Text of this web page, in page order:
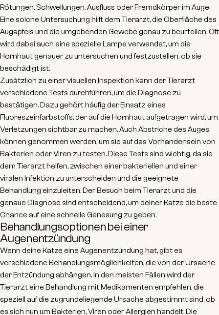
Rötungen, Schwellungen, Ausfluss oder Fremdkörper im Auge.
Eine solche Untersuchung hilft dem Tierarzt, die Oberfläche des
Augapfels und die umgebenden Gewebe genau zu beurteilen. Oft
wird dabei auch eine spezielle Lampe verwendet, um die
Hornhautgenauer zu untersuchen und festzustellen, ob sie
beschädigt ist.
Zusätzlich zu einer visuellen Inspektion kann der Tierarzt
verschiedene Tests durchführen, um die Diagnose zu
bestätigen. Dazu gehört häufig der Einsatz eines
Fluoreszeinfarbstoffs, der auf die Hornhaut aufgetragen wird, um
Verletzungen sichtbar zu machen. Auch Abstriche des Auges
können genommen werden, um sie auf das Vorhandensein von
Bakterien oderViren zu testen. Diese Tests sind wichtig, da sie
dem Tierarzt helfen, zwischen einer bakteriellen und einer
viralen Infektion zu unterscheiden und die geeignete
Behandlung einzuleiten. Der Besuch beim Tierarzt und die
genaue Diagnose sind entscheidend, um deiner Katze die beste
Chance auf eine schnelle Genesung zu geben.
Behandlungsoptionen bei einer
Augenentzündung
Wenn deine Katze eine Augenentzündung hat, gibt es
verschiedene Behandlungsmöglichkeiten, die von der Ursache
der Entzündung abhängen. In den meisten Fällen wird der
Tierarzt eine Behandlung mit Medikamenten empfehlen, die
speziell auf die zugrundeliegende Ursache abgestimmt sind, ob
es sich nun um Bakterien, Viren oder Allergien handelt.Die